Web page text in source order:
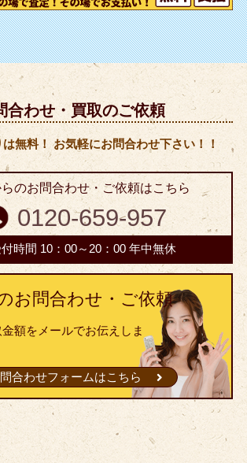
合わせ・買取のご依頼
無料！ お気軽にお問合わせ下さい！！
のお問合わせ・ご依頼はこちら
0120-659-957
時間 10：00～20：00 年中無休
お問合わせ・ご依頼
額をメールでお伝えしま
合わせフォームはこちら